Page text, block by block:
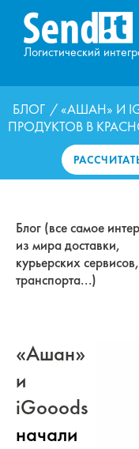
Логистический
БЛОГ / «АШАН» И
ПРОДУКТОВ В
Блог (все самое
из мира доставки,
курьерских сервисов,
транспорта...)
«Ашан»
и
iGooods
начали